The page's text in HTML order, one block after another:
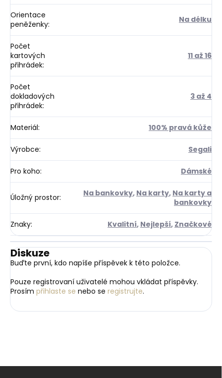
Orientace
peněženky: Na délku
Počet
kartových
přihrádek:
11 až 16
Počet
dokladových
přihrádek:
3 až 4
Materiál: 100% pravá kůže
Výrobce: Segali
Pro koho: Dámské
Úložný prostor: Na bankovky, Na karty, Na karty a
bankovky
Znaky: Kvalitní, Nejlepší, Značkové
Diskuze
Buďte první, kdo napíše příspěvek k této položce.
Pouze registrovaní uživatelé mohou vkládat příspěvky.
Prosím přihlaste se nebo se registrujte.